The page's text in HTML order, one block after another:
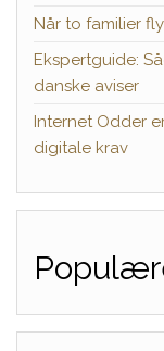
Når to familier
Ekspertguide:
danske aviser
Internet Odder
digitale krav